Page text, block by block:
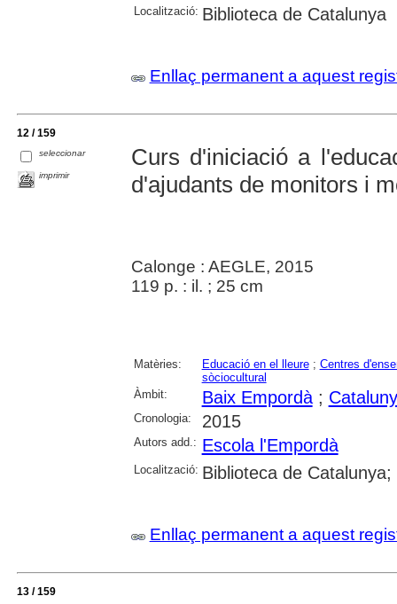
Localització: Biblioteca de Catalunya
Enllaç permanent a aquest
12 / 159
seleccionar
imprimir
Curs d'iniciació a
d'ajudants de monitors i
Calonge : AEGLE, 2015
119 p. : il. ; 25 cm
Matèries: Educació en el lleure; Centres
sòciocultural
Àmbit:
Baix Empordà;
Cronologia: 2015
Autors add.: Escola l'Empordà
Localització: Biblioteca de
Enllaç permanent a aquest
13 / 159